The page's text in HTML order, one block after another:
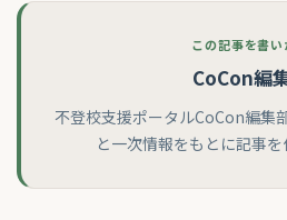
この記事を書い
CoCon編
不登校支援ポータルCoCon編集
と一次情報をもとに記事を